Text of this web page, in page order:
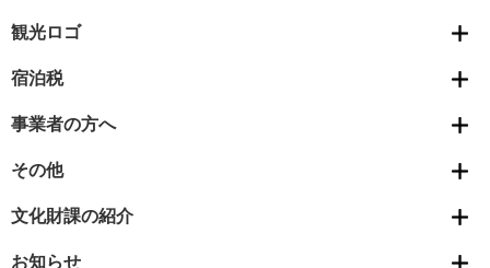
観光ロゴ
宿泊税
事業者の方へ
その他
文化財課の紹介
お知らせ